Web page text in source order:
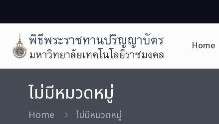
Home
ไม่มีหมวดหมู่
Home ไม่มีหมวดหมู่